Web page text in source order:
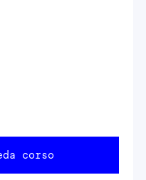
corso